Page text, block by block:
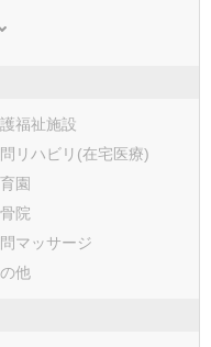
宮崎県
たま市南区
市
市
市
市
山市
市
福祉施設
リハビリ(在宅医療)
園
院
マッサージ
他